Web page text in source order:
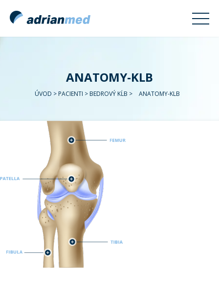
ANATOMY-KLB
ÚVOD > PACIENTI > BEDROVÝ KĹB > ANATOMY-KLB